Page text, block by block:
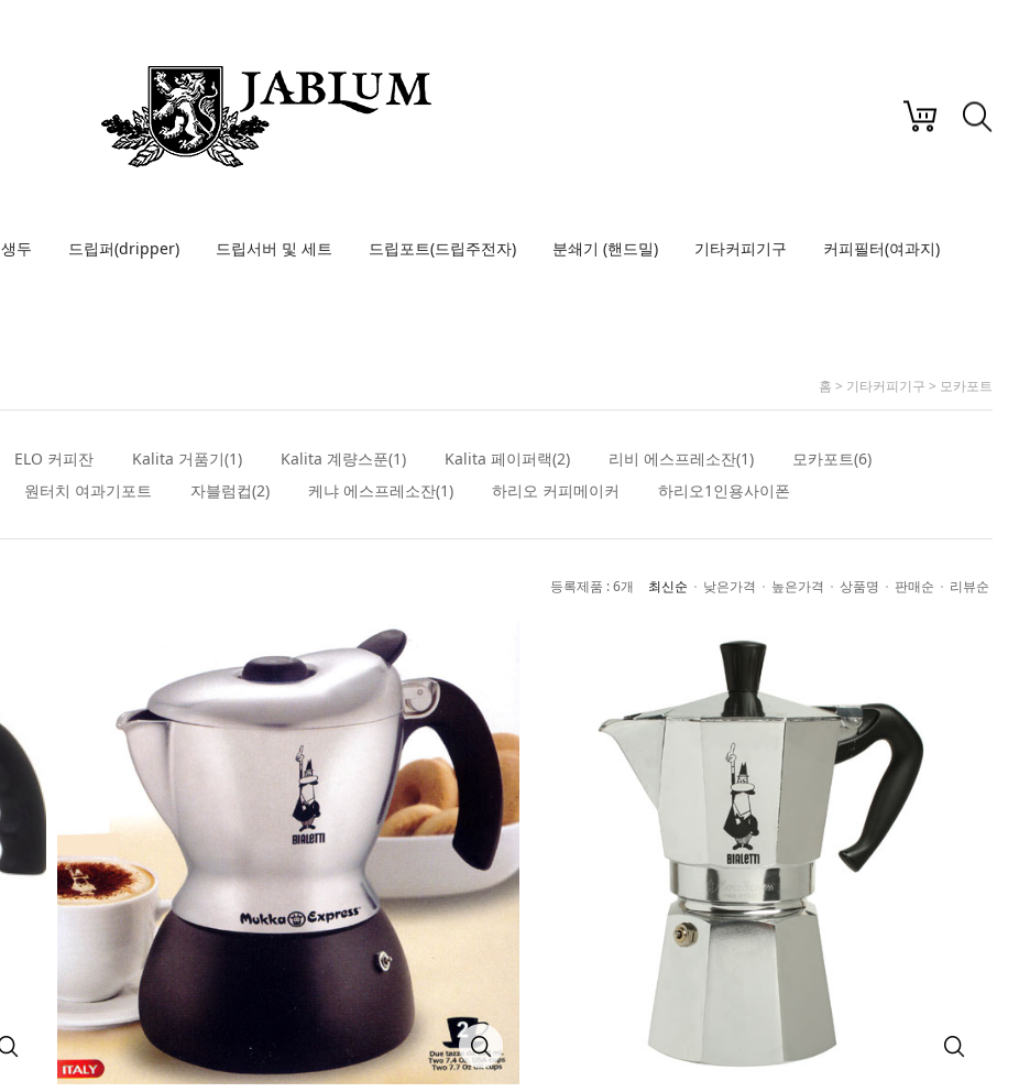
생두 드립퍼(dripper) 드립서버 및 세트 드립포트(드립주전자) 분쇄기 (핸드밀) 기타커피기구 커피필터(여과지)
홈 > 기타커피기구 > 모카포트
ELO 커피잔 Kalita 거품기(1) Kalita 계량스푼(1) Kalita 페이퍼랙(2) 리비 에스프레소잔(1)
모카포트(6)
원터치 여과기포트 자블럼컵(2) 케냐 에스프레소잔(1) 하리오 커피메이커 하리오1인용사이폰
등록제품 : 6개 최신순 낮은가격 높은가격 상품명 판매순 리뷰순